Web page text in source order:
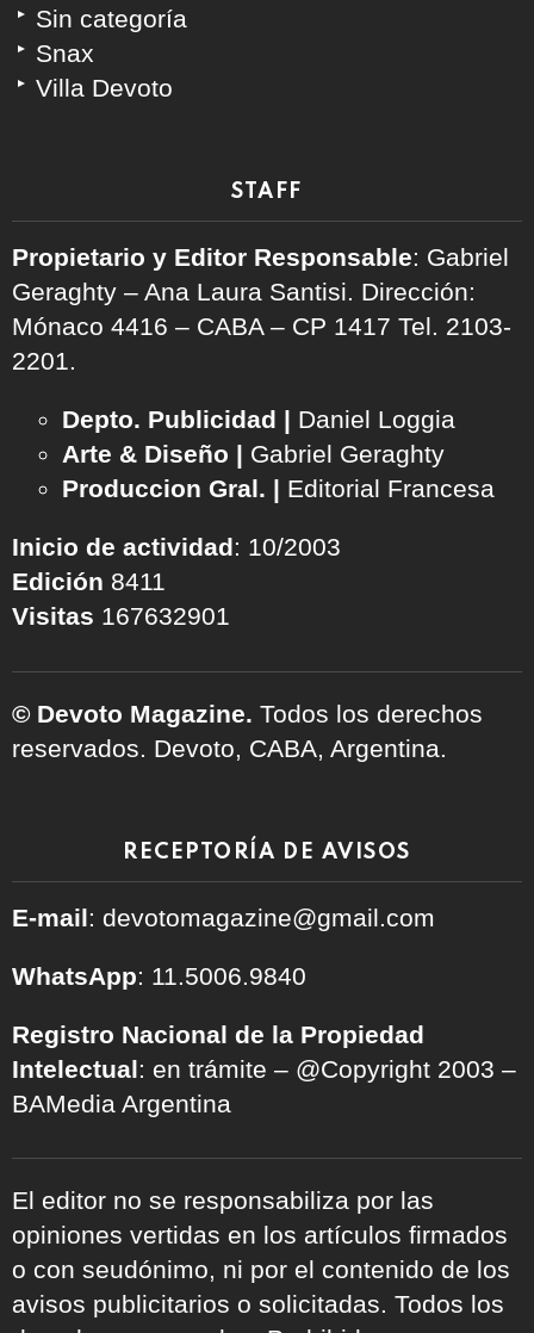
Sin categoría
Snax
Villa Devoto
STAFF
Propietario y Editor Responsable: Gabriel
Geraghty – Ana Laura Santisi. Dirección:
Mónaco 4416 – CABA – CP 1417 Tel. 2103-
2201.
Depto. Publicidad | Daniel Loggia
Arte & Diseño | Gabriel Geraghty
Produccion Gral. | Editorial Francesa
Inicio de actividad: 10/2003
Edición 8411
Visitas 167632901
© Devoto Magazine. Todos los derechos
reservados. Devoto, CABA, Argentina.
RECEPTORÍA DE AVISOS
E-mail: devotomagazine@gmail.com
WhatsApp: 11.5006.9840
Registro Nacional de la Propiedad
Intelectual: en trámite – @Copyright 2003 –
BAMedia Argentina
El editor no se responsabiliza por las
opiniones vertidas en los artículos firmados
o con seudónimo, ni por el contenido de los
avisos publicitarios o solicitadas. Todos los